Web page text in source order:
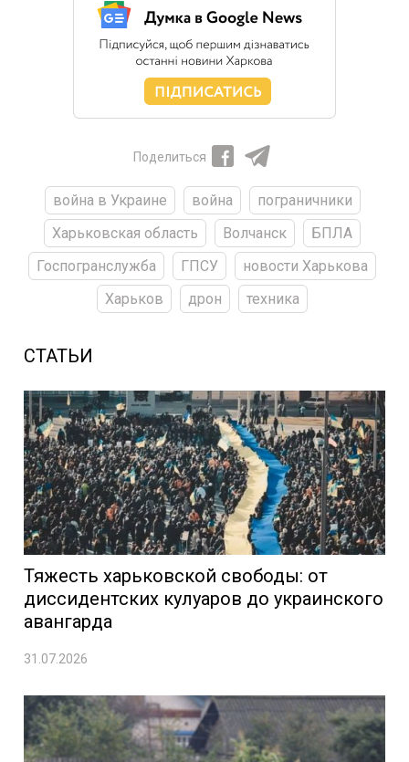
Поделиться
война в Украине война
пограничники
Харьковская область
Волчанск
БПЛА
Госпогранслужба
ГПСУ
новости Харькова
Харьков
дрон техника
СТАТЬИ
Тяжесть харьковской свободы: от
диссидентских кулуаров до украинского
авангарда
31.07.2026